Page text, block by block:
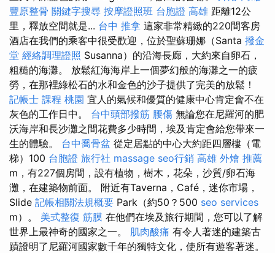
豐原整骨 關鍵字搜尋 按摩證照班 台胞證 高雄 距離12公
里，釋放空間就是... 台中 推拿 這家非常精緻的220間客房
酒店在我們的乘客中很受歡迎，位於聖蘇珊娜（Santa 撥金
堂 經絡調理證照 Susanna）的沿海長廊，大約來自卵石，
粗糙的海灘。 放鬆紅海海岸上一個夢幻般的海灘之一的疲
勞，在那裡綠松石的水和金色的沙子提供了完美的放鬆！
記帳士 課程 桃園 宜人的氣候和優質的健康中心肯定會不在
灰色的工作日中。 台中頭部撥筋 腰傷 無論您在尼羅河的肥
沃海岸和長沙灘之間花費多少時間，埃及肯定會給您帶來一
生的體驗。 台中喬骨盆 從定居點的中心大約距四層樓（電
梯）100 台胞證 旅行社 massage seo行銷 高雄 外燴 推薦
m，有227個房間，設有植物，樹木，花朵，沙質/卵石海
灘，在建築物前面。 附近有Taverna，Café，迷你市場，
Slide 記帳相關法規概要 Park（約50？500 seo services
m）。 美式整復 筋膜 在他們在埃及旅行期間，您可以了解
世界上最神奇的國家之一。 肌肉酸痛 有令人著迷的建築古
蹟證明了尼羅河國家數千年的獨特文化，使所有遊客著迷。